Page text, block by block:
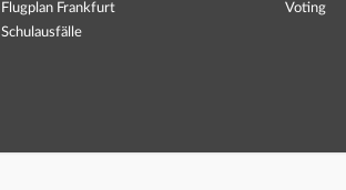
Flugplan Frankfurt
Schulausfälle
Voting